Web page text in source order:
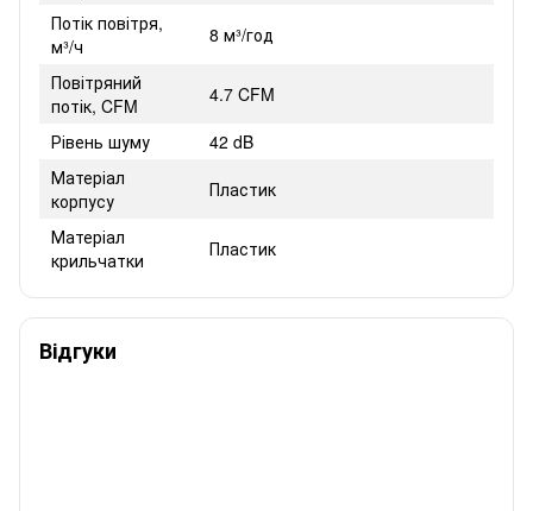
Потік повітря,
м³/ч
8 м³/год
Повітряний
потік, CFM
4.7 CFM
Рівень шуму
42 dB
Матеріал
корпусу
Пластик
Матеріал
крильчатки
Пластик
Відгуки